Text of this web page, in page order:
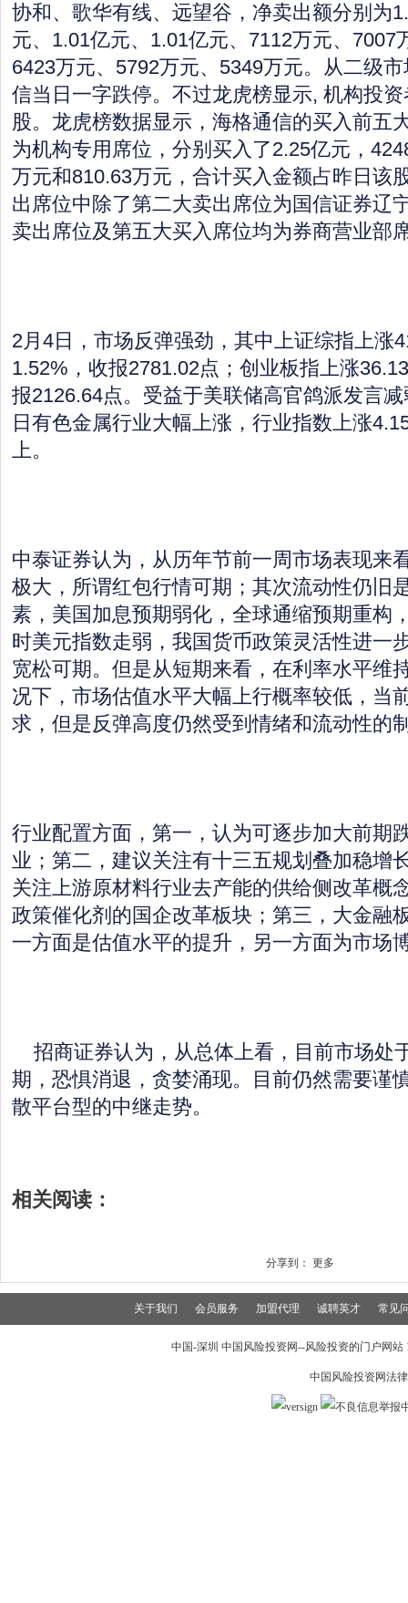
协和、歌华有线、远望谷，净卖出额分别为
元、1.01亿元、1.01亿元、7112万元、7007
6423万元、5792万元、5349万元。从二级
信当日一字跌停。不过龙虎榜显示, 机构投
股。龙虎榜数据显示，海格通信的买入前五
为机构专用席位，分别买入了2.25亿元，
万元和810.63万元，合计买入金额占昨日该
出席位中除了第二大卖出席位为国信证券辽
卖出席位及第五大买入席位均为券商营业部
2月4日，市场反弹强劲，其中上证综指上涨
1.52%，收报2781.02点；创业板指上涨
报2126.64点。受益于美联储高官鸽派发言
日有色金属行业大幅上涨，行业指数上涨
上。
中泰证券认为，从历年节前一周市场表现来
极大，所谓红包行情可期；其次流动性仍旧
素，美国加息预期弱化，全球通缩预期重构
时美元指数走弱，我国货币政策灵活性进一
宽松可期。但是从短期来看，在利率水平维
况下，市场估值水平大幅上行概率较低，当
求，但是反弹高度仍然受到情绪和流动性的
行业配置方面，第一，认为可逐步加大前期
业；第二，建议关注有十三五规划叠加稳增
关注上游原材料行业去产能的供给侧改革概
政策催化剂的国企改革板块；第三，大金融
一方面是估值水平的提升，另一方面为市场
招商证券认为，从总体上看，目前市场处
期，恐惧消退，贪婪涌现。目前仍然需要谨
散平台型的中继走势。
相关阅读：
分享到： 更多
关于我们 会员服务 加盟代理 诚聘英才 常见
中国-深圳 中国风险投资网--风险投资的门户网
中国风险投资网法